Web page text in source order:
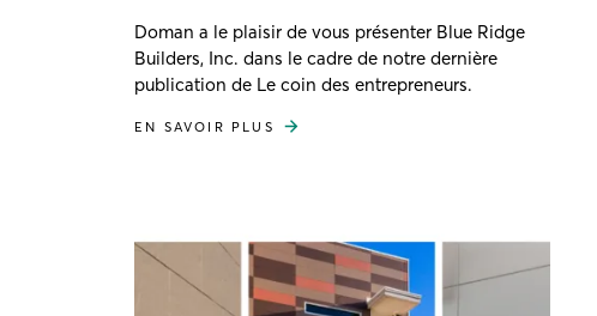
Doman a le plaisir de vous présenter Blue Ridge
Builders, Inc. dans le cadre de notre dernière
publication de Le coin des entrepreneurs.
EN SAVOIR PLUS